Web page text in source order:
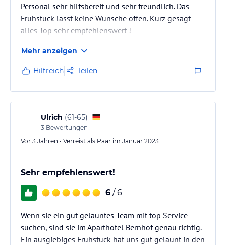
Personal sehr hilfsbereit und sehr freundlich. Das
Frühstück lässt keine Wünsche offen. Kurz gesagt
alles Top sehr empfehlenswert !
Mehr anzeigen
Hilfreich Teilen
Ulrich (61-65)
3 Bewertungen
Vor 3 Jahren • Verreist als Paar im Januar 2023
Sehr empfehlenswert!
6 / 6
Wenn sie ein gut gelauntes Team mit top Service
suchen, sind sie im Aparthotel Bernhof genau richtig.
Ein ausgiebiges Frühstück hat uns gut gelaunt in den